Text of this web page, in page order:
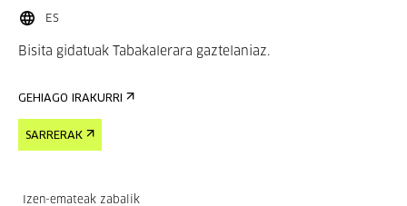
ES
Bisita gidatuak Tabakalerara gaztelaniaz.
GEHIAGO IRAKURRI
SARRERAK
Izen-emateak zabalik